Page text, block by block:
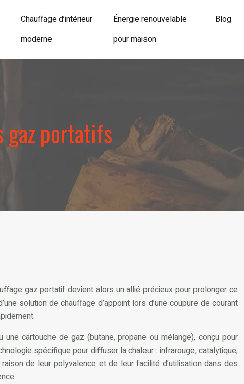
Chauffage d’intérieur
moderne
Énergie renouvelable
pour maison
Blog
gaz portatifs
gaz portatif devient alors un allié précieux pour prolonger ce
solution de chauffage d’appoint lors d’une coupure de courant
cartouche de gaz (butane, propane ou mélange), conçu pour
spécifique pour diffuser la chaleur : infrarouge, catalytique,
de leur polyvalence et de leur facilité d’utilisation dans des